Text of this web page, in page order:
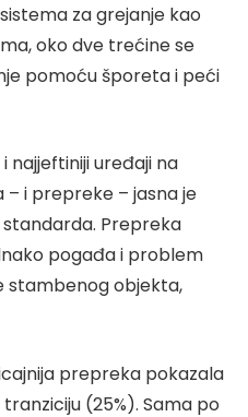
za grejanje kao
oko dve trećine se
pomoću šporeta i peći
najjeftiniji uređaji na
– i prepreke – jasna je
Prepreka
pogađa i problem
stambenog objekta,
prepreka pokazala
(25%). Sama po